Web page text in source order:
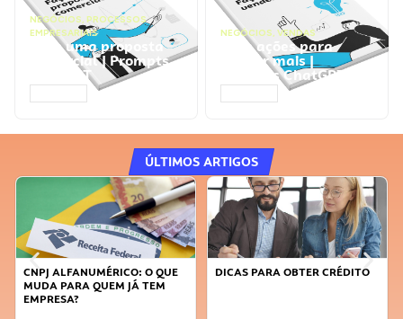
NEGÓCIOS, PROCESSOS
EMPRESARIAIS
Faça uma proposta
comercial | Prompts
ChatGPT
NEGÓCIOS, VENDAS
Faça ações para
vender mais |
Prompts ChatGPT
ÚLTIMOS ARTIGOS
DICAS PARA OBTER CRÉDITO
FAÇA A DIFERENÇA: SEJA